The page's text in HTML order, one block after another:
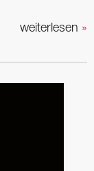
weiterlesen »